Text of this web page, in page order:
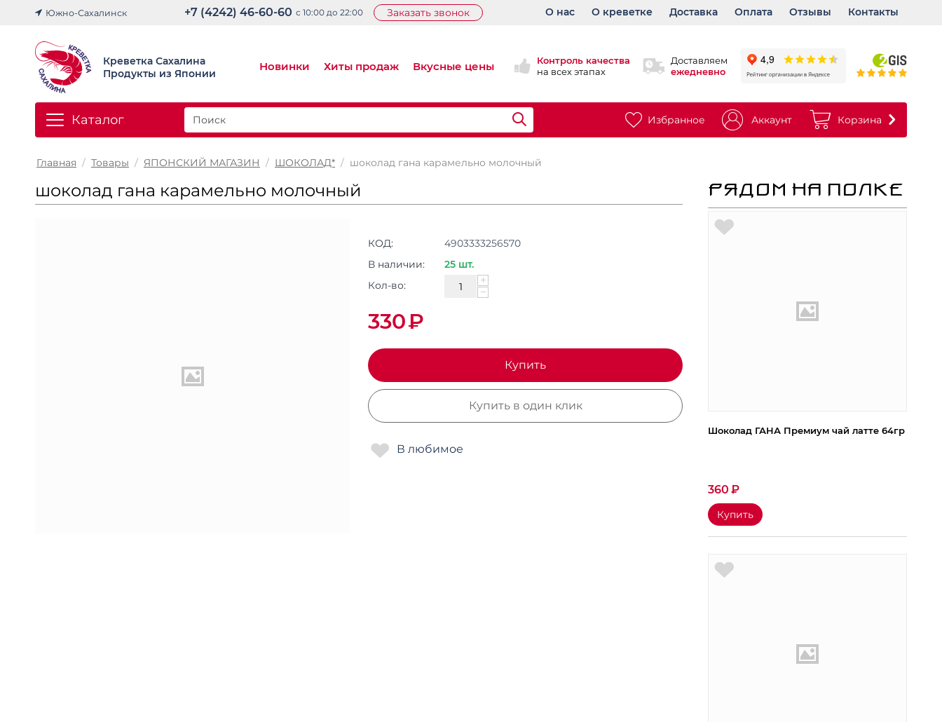
Южно-Сахалинск О нас О креветке Доставка Оплата Отзывы Контакты
+7 (4242) 46-60-60 с 10:00 до 22:00 Заказать звонок
Креветка Сахалина
Продукты из Японии
Доставляем
ежедневно
Контроль качества
на всех этапах
Новинки Хиты продаж Вкусные цены
Каталог Корзина
Аккаунт
Избранное
Главная / Товары / ЯПОНСКИЙ МАГАЗИН / ШОКОЛАД* / шоколад гана карамельно молочный
шоколад гана карамельно молочный
КОД:
4903333256570
В наличии:
25 шт.
Кол-во:
+
−
330₽
Купить
Купить в один клик
РЯДОМ НА ПОЛКЕ
Шоколад ГАНА Премиум чай латте 64гр
360 ₽
Купить